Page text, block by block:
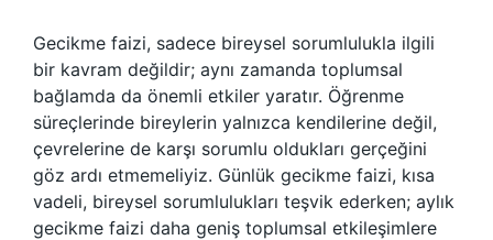
Gecikme faizi, sadece bireysel sorumlulukla ilgili
bir kavram değildir; aynı zamanda toplumsal
bağlamda da önemli etkiler yaratır. Öğrenme
süreçlerinde bireylerin yalnızca kendilerine değil,
çevrelerine de karşı sorumlu oldukları gerçeğini
göz ardı etmemeliyiz. Günlük gecikme faizi, kısa
vadeli, bireysel sorumlulukları teşvik ederken; aylık
gecikme faizi daha geniş toplumsal etkileşimlere